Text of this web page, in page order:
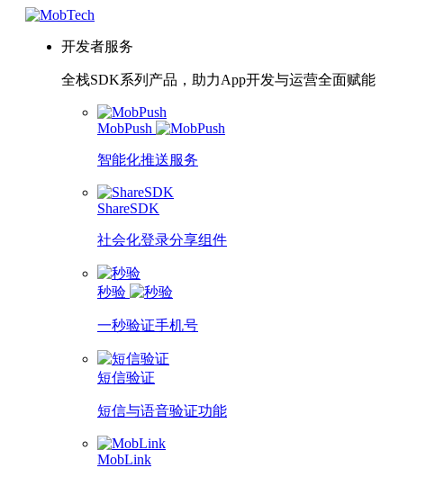
开发者服务
全栈SDK系列产品，助力App开发与运营全面赋能
MobPush
智能化推送服务
ShareSDK
社会化登录分享组件
秒验
一秒验证手机号
短信验证
短信与语音验证功能
MobLink